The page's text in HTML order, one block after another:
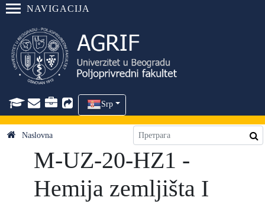
NAVIGACIJA
Srp
Naslovna
M-UZ-20-HZ1 -
Hemija zemljišta I